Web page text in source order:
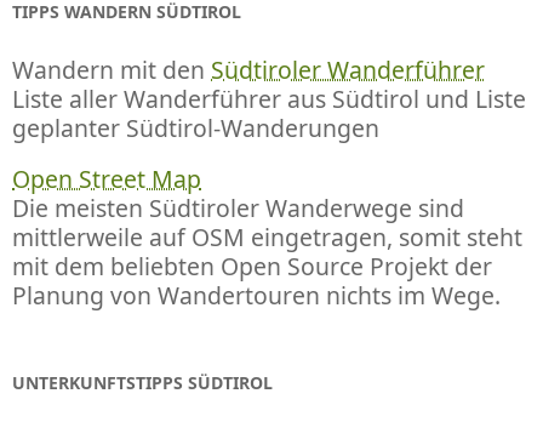
TIPPS WANDERN SÜDTIROL
Wandern mit den Südtiroler Wanderführer
Liste aller Wanderführer aus Südtirol und Liste
geplanter Südtirol-Wanderungen
Open Street Map
Die meisten Südtiroler Wanderwege sind
mittlerweile auf OSM eingetragen, somit steht
mit dem beliebten Open Source Projekt der
Planung von Wandertouren nichts im Wege.
UNTERKUNFTSTIPPS SÜDTIROL